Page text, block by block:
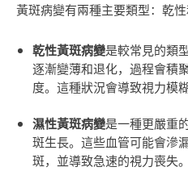
黃斑病變有兩種主要類型：乾
乾性黃斑病變是較常見的類
逐漸變薄和退化，過程會積
度。這種狀況會導致視力模
濕性黃斑病變是一種更嚴重
斑生長。這些血管可能會滲
斑，並導致急速的視力喪失。